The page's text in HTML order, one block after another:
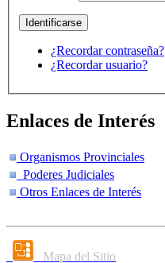
¿Recordar contraseña?
¿Recordar usuario?
Enlaces de Interés
Organismos Provinciales
Poderes Judiciales
Otros Enlaces de Interés
Mapa del Sitio